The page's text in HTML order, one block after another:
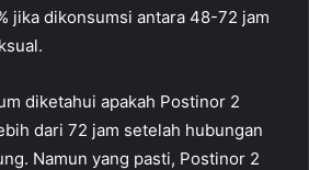
jika dikonsumsi antara 48-72 jam
diketahui apakah Postinor 2
dari 72 jam setelah hubungan
Namun yang pasti, Postinor 2